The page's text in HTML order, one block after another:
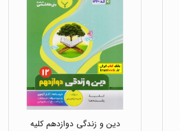
دین و زندگی دوازدهم کلیه